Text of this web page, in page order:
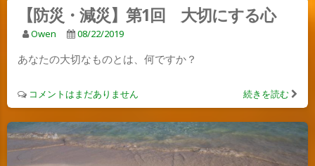
【防災・減災】第1回 大切にする心
Owen 08/22/2019
あなたの大切なものとは、何ですか？
コメントはまだありません 続きを読む